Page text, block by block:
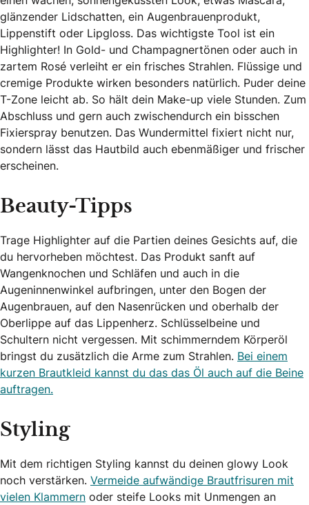
glänzender Lidschatten, ein Augenbrauenprodukt,
Lippenstift oder Lipgloss. Das wichtigste Tool ist ein
Highlighter! In Gold- und Champagnertönen oder auch in
zartem Rosé verleiht er ein frisches Strahlen. Flüssige und
cremige Produkte wirken besonders natürlich. Puder deine
T-Zone leicht ab. So hält dein Make-up viele Stunden. Zum
Abschluss und gern auch zwischendurch ein bisschen
Fixierspray benutzen. Das Wundermittel fixiert nicht nur,
sondern lässt das Hautbild auch ebenmäßiger und frischer
erscheinen.
Beauty-Tipps
Trage Highlighter auf die Partien deines Gesichts auf, die
du hervorheben möchtest. Das Produkt sanft auf
Wangenknochen und Schläfen und auch in die
Augeninnenwinkel aufbringen, unter den Bogen der
Augenbrauen, auf den Nasenrücken und oberhalb der
Oberlippe auf das Lippenherz. Schlüsselbeine und
Schultern nicht vergessen. Mit schimmerndem Körperöl
bringst du zusätzlich die Arme zum Strahlen. Bei einem
kurzen Brautkleid kannst du das das Öl auch auf die Beine
auftragen.
Styling
Mit dem richtigen Styling kannst du deinen glowy Look
noch verstärken. Vermeide aufwändige Brautfrisuren mit
vielen Klammern oder steife Looks mit Unmengen an